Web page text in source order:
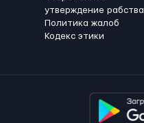
утверждение рабства
Политика жалоб
Кодекс этики